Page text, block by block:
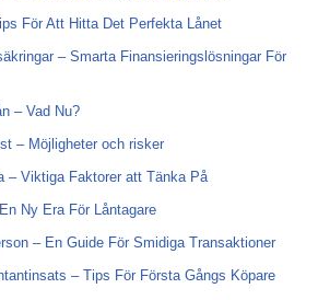
För Att Hitta Det Perfekta Lånet
– Smarta Finansieringslösningar För
– Vad Nu?
– Möjligheter och risker
– Viktiga Faktorer att Tänka På
Ny Era För Låntagare
– En Guide För Smidiga Transaktioner
– Tips För Första Gångs Köpare